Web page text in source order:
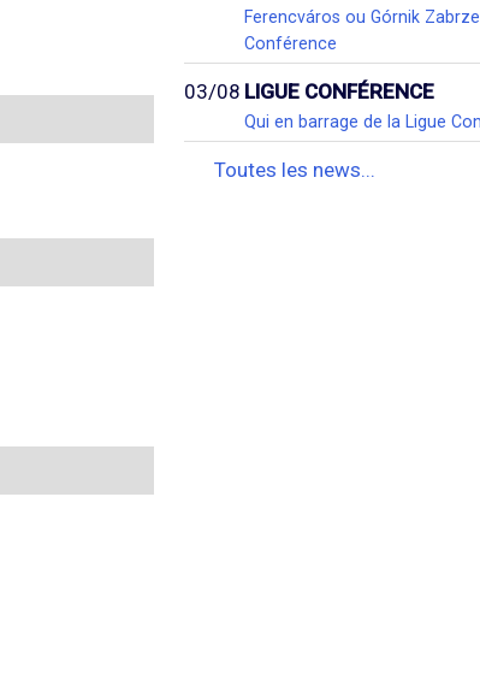
Ferencváros ou Górnik
Conférence
03/08 LIGUE CONFÉRENCE
Qui en barrage de la Ligue
Toutes les news...